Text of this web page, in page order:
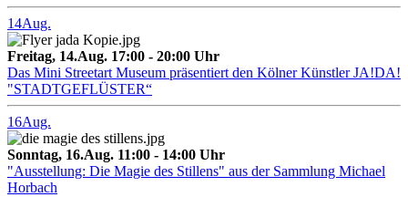
14Aug.
Freitag, 14.Aug. 17:00 - 20:00 Uhr
Das Mini Streetart Museum präsentiert den Kölner Künstler JA!DA!
"STADTGEFLÜSTER“
16Aug.
Sonntag, 16.Aug. 11:00 - 14:00 Uhr
"Ausstellung: Die Magie des Stillens" aus der Sammlung Michael
Horbach